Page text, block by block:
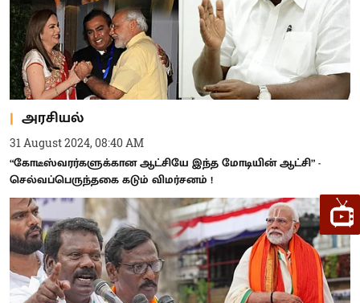
அரசியல்
31 August 2024, 08:40 AM
“கோடீஸ்வரர்களுக்கான ஆட்சியே இந்த மோடியின் ஆட்சி” -
செல்வப்பெருந்தகை கடும் விமர்சனம் !